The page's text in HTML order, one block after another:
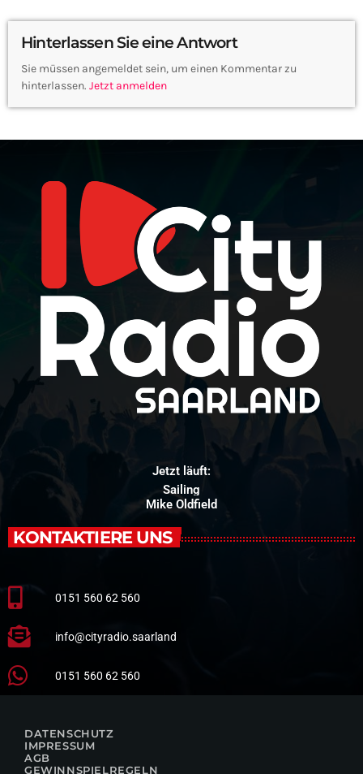
Hinterlassen Sie eine Antwort
Sie müssen angemeldet sein, um einen Kommentar zu
hinterlassen. Jetzt anmelden
Jetzt läuft:
Sailing
Mike Oldfield
KONTAKTIERE UNS
0151 560 62 560
info@cityradio.saarland
0151 560 62 560
DATENSCHUTZ
IMPRESSUM
AGB
GEWINNSPIELREGELN